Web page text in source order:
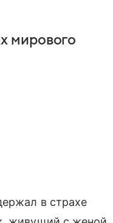
мирового
в страхе